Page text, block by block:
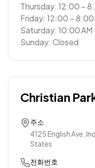
Thursday: 12:00 –
Friday: 12:00 – 8:00
Saturday: 10:00 AM
Sunday: Closed
Christian
주소
4125 English Ave,
States
전화번호